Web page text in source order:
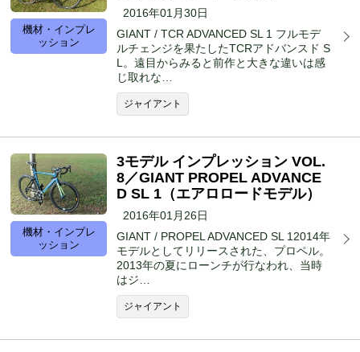
機材・インプレ
ッション
2016年01月30日
GIANT / TCR ADVANCED SL 1 フルモデ
ルチェンジを果たしたTCRアドバンスド S
L。遠目からみると前作と大きな違いは感
じ取れな…
ジャイアント
機材・インプレ
ッション
3モデル インプレッション VOL.
8／GIANT PROPEL ADVANCE
D SL 1（エアロロードモデル）
2016年01月26日
GIANT / PROPEL ADVANCED SL 12014年
モデルとしてリリースされた、プロペル。
2013年の夏にローンチが行なわれ、当時
はジ…
ジャイアント